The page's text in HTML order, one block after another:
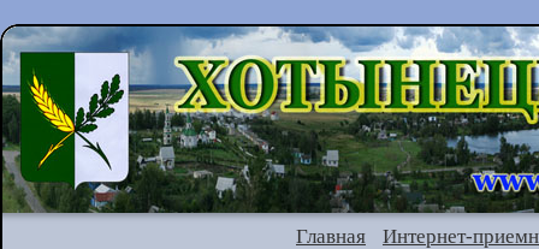
Главная Интернет-